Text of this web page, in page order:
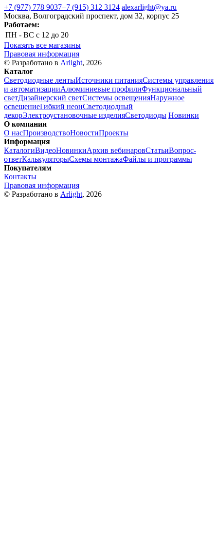
+7 (977) 778 9037+7 (915) 312 3124 alexarlight@ya.ru
Москва, Волгоградский проспект, дом 32, корпус 25
Работаем:
ПН - ВС с 12 до 20
Показать все магазины
Правовая информация
© Разработано в Arlight, 2026
Каталог
Светодиодные лентыИсточники питанияСистемы управления
и автоматизацииАлюминиевые профилиФункциональный
светДизайнерский светСистемы освещенияНаружное
освещениеГибкий неонСветодиодный
декорЭлектроустановочные изделияСветодиоды Новинки
О компании
О насПроизводствоНовостиПроекты
Информация
КаталогиВидеоНовинкиАрхив вебинаровСтатьиВопрос-
ответКалькуляторыСхемы монтажаФайлы и программы
Покупателям
Контакты
Правовая информация
© Разработано в Arlight, 2026